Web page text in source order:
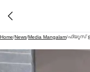
Home/News/Media Mangalam/